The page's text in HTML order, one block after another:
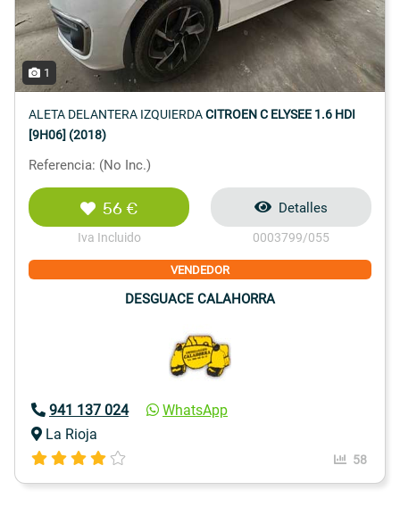
1
ALETA DELANTERA IZQUIERDACITROEN C ELYSEE 1.6 HDI
[9H06] (2018)
Referencia: (No Inc.)
56 €
Iva Incluido
Detalles
0003799/055
VENDEDOR
DESGUACE CALAHORRA
941 137 024
WhatsApp
La Rioja
58